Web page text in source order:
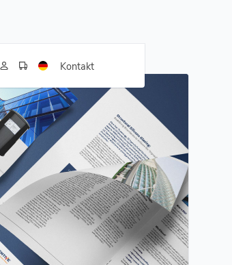
Kontakt